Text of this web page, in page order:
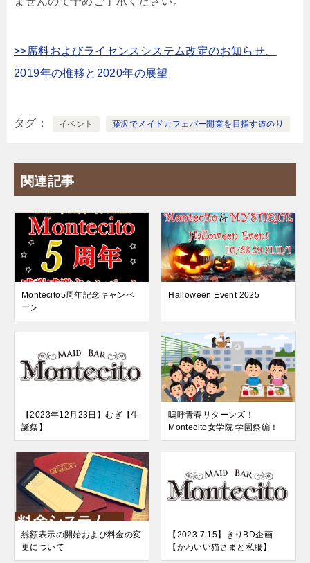
>>席料およびライセンスシステム改定のお知らせ、
2019年の推移と2020年の展望
タグ イベント 藤沢でメイドカフェバー開業を目指す道のり
関連記事
Montecito5周年記念キャンペ
ーン
Halloween Event 2025
【2023年12月23日】むぎ【生
誕祭】
嗚呼青春リターンズ！
Montecito女学院 学園祭編！
総額表示の開始および料金の変
更について
【2023.7.15】きりBD企画
【かわいい猫さまと私服】